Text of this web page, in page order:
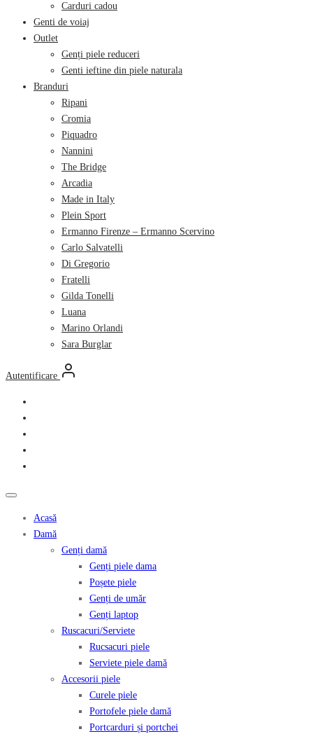
Carduri cadou
Genti de voiaj
Outlet
Genți piele reduceri
Genti ieftine din piele naturala
Branduri
Ripani
Cromia
Piquadro
Nannini
The Bridge
Arcadia
Made in Italy
Plein Sport
Ermanno Firenze – Ermanno Scervino
Carlo Salvatelli
Di Gregorio
Fratelli
Gilda Tonelli
Luana
Marino Orlandi
Sara Burglar
Autentificare
Acasă
Damă
Genți damă
Genți piele dama
Poșete piele
Genți de umăr
Genți laptop
Ruscacuri/Serviete
Rucsacuri piele
Serviete piele damă
Accesorii piele
Curele piele
Portofele piele damă
Portcarduri și portchei